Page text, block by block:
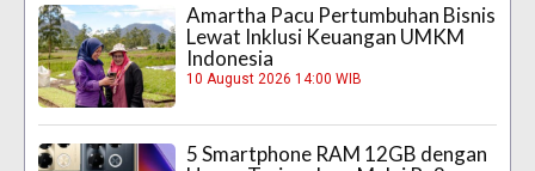
Amartha Pacu Pertumbuhan Bisnis
Lewat Inklusi Keuangan UMKM
Indonesia
10 August 2026 14:00 WIB
5 Smartphone RAM 12GB dengan